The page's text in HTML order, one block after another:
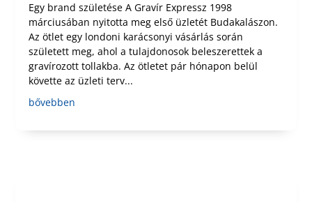
Egy brand születése A Gravír Expressz 1998
márciusában nyitotta meg első üzletét Budakalászon.
Az ötlet egy londoni karácsonyi vásárlás során
született meg, ahol a tulajdonosok beleszerettek a
gravírozott tollakba. Az ötletet pár hónapon belül
követte az üzleti terv...
bővebben